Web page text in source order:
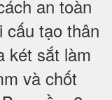
an toàn
cấu tạo thân
két sắt làm
và chốt